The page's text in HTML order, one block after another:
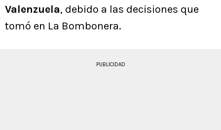
Valenzuela, debido a las decisiones que
tomó en La Bombonera.
PUBLICIDAD